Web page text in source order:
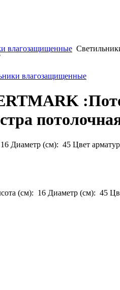
влагозащищенные
влагозащищенные
Диаметр (см): 45 Цвет
(см): 16 Диаметр (см): 45